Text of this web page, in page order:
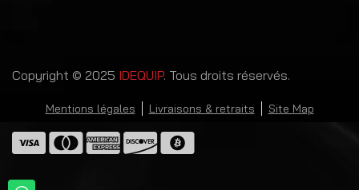
Copyright © 2025 IDEQUIP. Tous droits réservés.
Mentions légales Livraisons & retraits Site Map